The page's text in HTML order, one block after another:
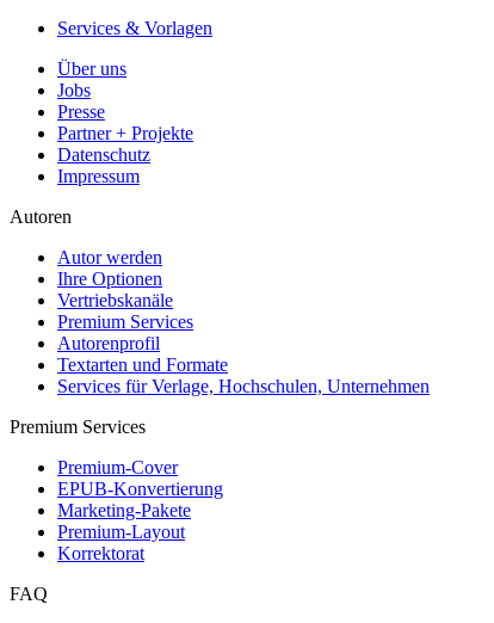
Services & Vorlagen
Über uns
Jobs
Presse
Partner + Projekte
Datenschutz
Impressum
Autoren
Autor werden
Ihre Optionen
Vertriebskanäle
Premium Services
Autorenprofil
Textarten und Formate
Services für Verlage, Hochschulen, Unternehmen
Premium Services
Premium-Cover
EPUB-Konvertierung
Marketing-Pakete
Premium-Layout
Korrektorat
FAQ